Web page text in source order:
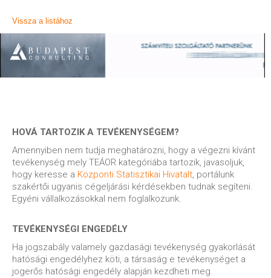
Vissza a listához
HOVÁ TARTOZIK A TEVÉKENYSÉGEM?
Amennyiben nem tudja meghatározni, hogy a végezni kívánt
tevékenység mely TEÁOR kategóriába tartozik, javasoljuk,
hogy keresse a Központi Statisztikai Hivatalt , portálunk
szakértői ugyanis cégeljárási kérdésekben tudnak segíteni.
Egyéni vállalkozásokkal nem foglalkozunk.
TEVÉKENYSÉGI ENGEDÉLY
Ha jogszabály valamely gazdasági tevékenység gyakorlását
hatósági engedélyhez köti, a társaság e tevékenységet a
jogerős hatósági engedély alapján kezdheti meg.